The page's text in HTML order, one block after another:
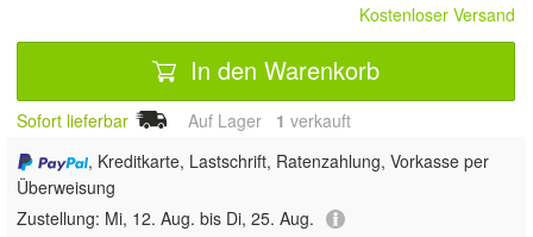
Kostenloser Versand
In den Warenkorb
Sofort lieferbar Auf Lager 1 verkauft
, Kreditkarte, Lastschrift, Ratenzahlung, Vorkasse per
Überweisung
Zustellung: Mi, 12. Aug. bis Di, 25. Aug.